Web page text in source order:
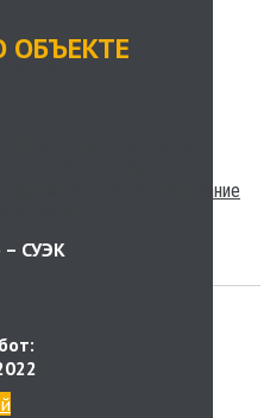
Лукашевич-Кравченко
обследование
ст.Мана-
– СУЭК